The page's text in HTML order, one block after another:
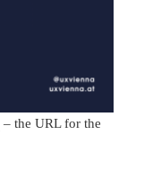
– the URL for the